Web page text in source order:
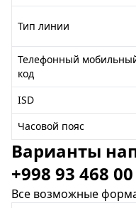
Тип линии
Телефонный
код
ISD
Часовой пояс
Варианты
+998 93 468 00
Все возможные